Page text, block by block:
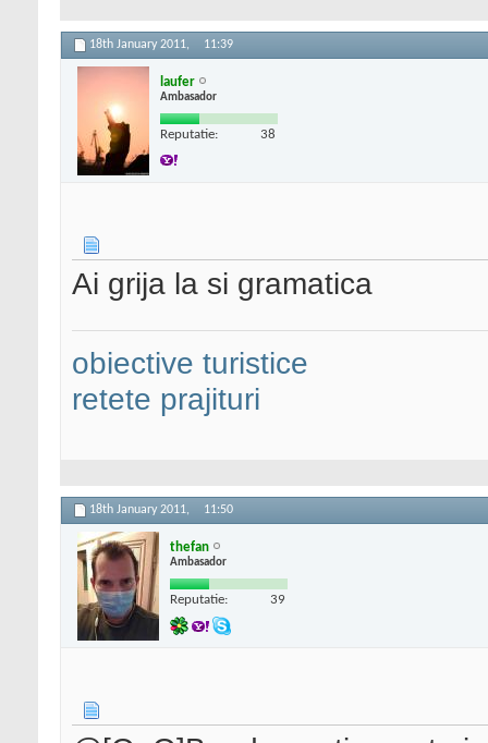
18th January 2011, 11:39
laufer
Ambasador
Reputatie: 38
Ai grija la si gramatica
obiective turistice
retete prajituri
18th January 2011, 11:50
thefan
Ambasador
Reputatie: 39